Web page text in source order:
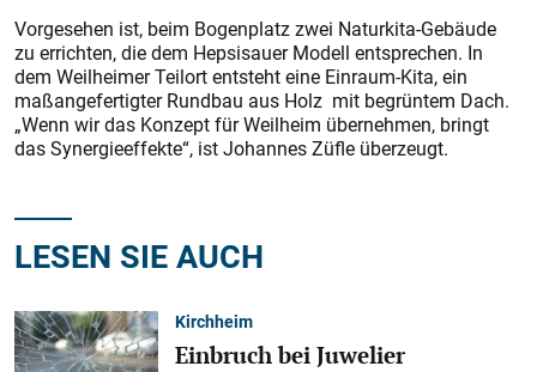
Vorgesehen ist, beim Bogenplatz zwei Naturkita-Gebäude
zu errichten, die dem Hepsisauer Modell entsprechen. In
dem Weilheimer Teilort entsteht eine Einraum-Kita, ein
maßangefertigter Rundbau aus Holz mit begrüntem Dach.
„Wenn wir das Konzept für Weilheim übernehmen, bringt
das Synergieeffekte“, ist Johannes Züfle überzeugt.
LESEN SIE AUCH
Kirchheim
Einbruch bei Juwelier